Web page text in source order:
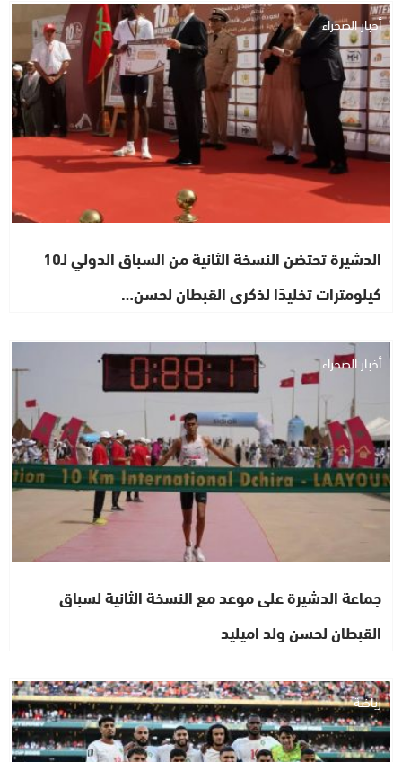
أخبار الصحراء
الدشيرة تحتضن النسخة الثانية من السباق الدولي لـ10
كيلومترات تخليدًا لذكرى القبطان لحسن…
أخبار الصحراء
جماعة الدشيرة على موعد مع النسخة الثانية لسباق
القبطان لحسن ولد اميليد
رياضة